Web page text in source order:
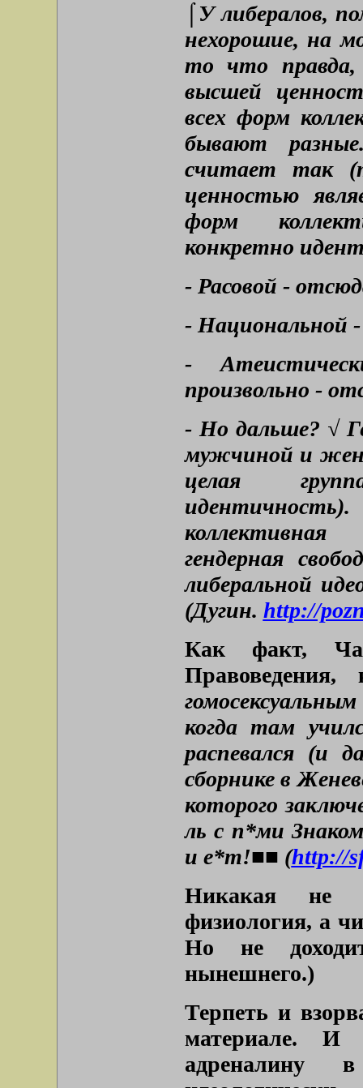
⌠У либералов,
нехорошие, на
то что
высшей
всех форм
бывают
считает так
ценностью
форм
конкретно
- Расовой -
- Национальной
-
произвольно -
- Но дальше? √
мужчиной и
целая
коллективная
гендерная
либеральной
(Дугин. http://
Как факт,
когда там
распевался (и
сборнике в
которого
ль с п*ми
и е*т!■■ (http://
Никакая не
физиология, а
Но не
нынешнего.)
Терпеть и
материале. И
адреналину